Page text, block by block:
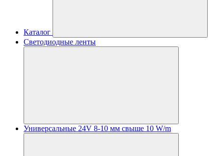
Каталог
Светодиодные ленты
Универсальные 24V 8-10 мм свыше 10 W/m